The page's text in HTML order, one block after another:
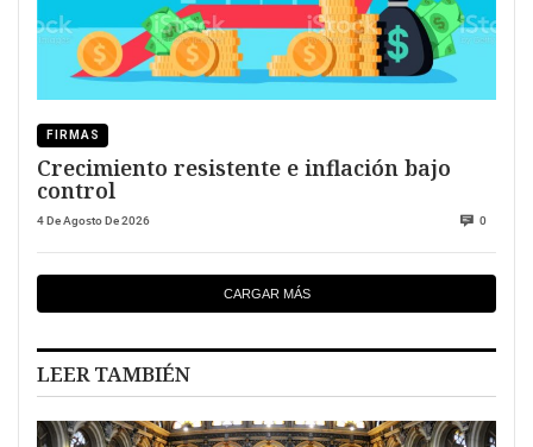
FIRMAS
Crecimiento resistente e inflación bajo
control
4 De Agosto De 2026 0
CARGAR MÁS
LEER TAMBIÉN